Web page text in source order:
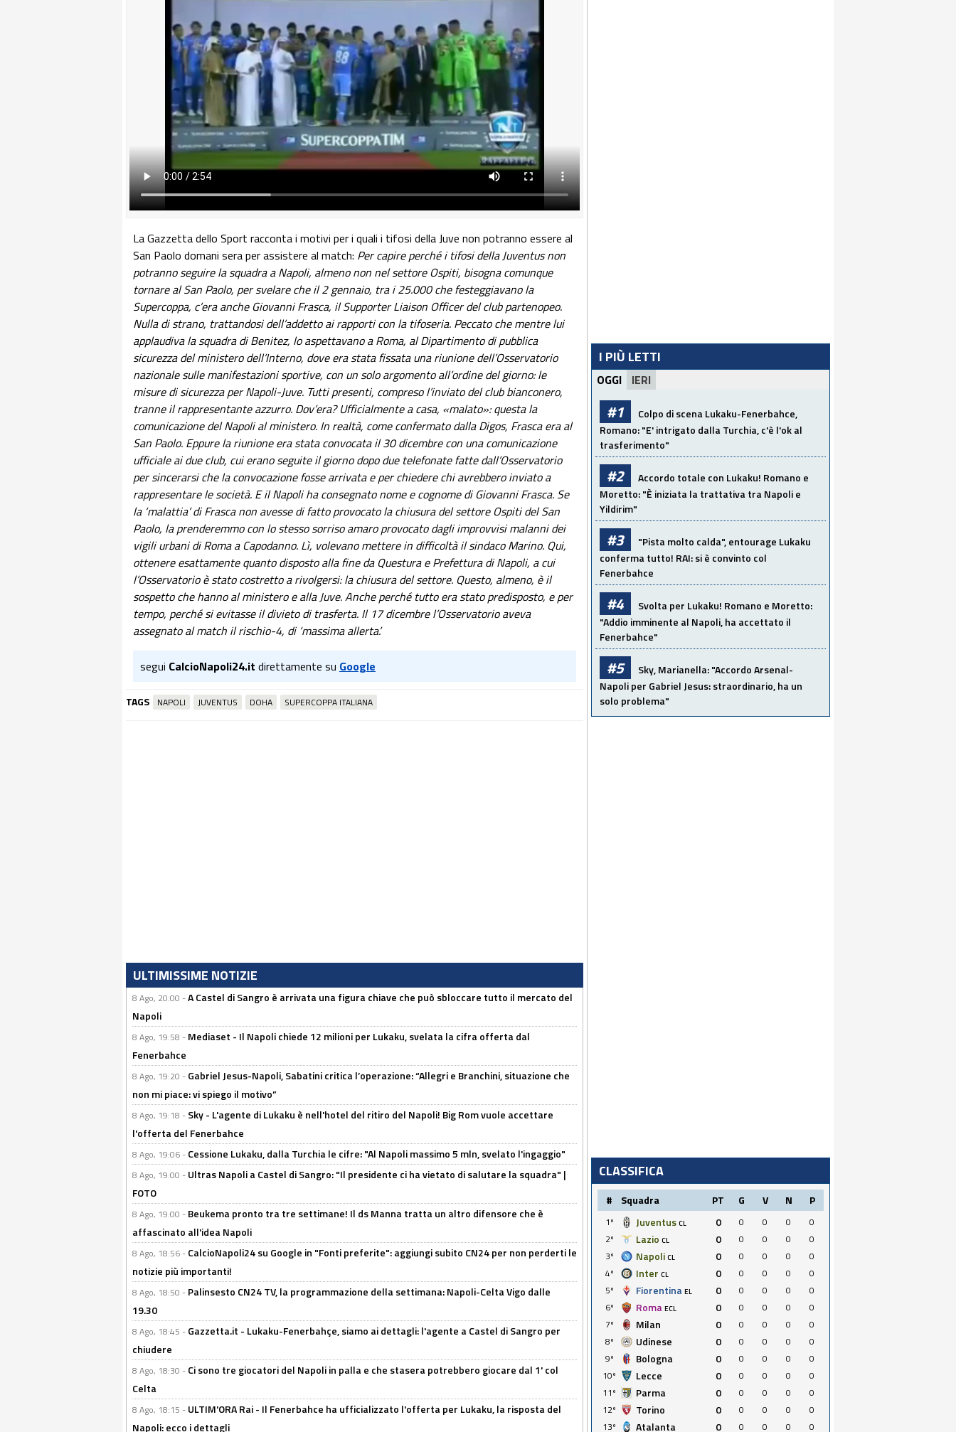
La Gazzetta dello Sport racconta i motivi per i quali i tifosi della Juve non potranno essere al
San Paolo domani sera per assistere al match: Per capire perché i tifosi della Juventus non
potranno seguire la squadra a Napoli, almeno non nel settore Ospiti, bisogna comunque
tornare al San Paolo, per svelare che il 2 gennaio, tra i 25.000 che festeggiavano la
Supercoppa, c’era anche Giovanni Frasca, il Supporter Liaison Officer del club partenopeo.
Nulla di strano, trattandosi dell’addetto ai rapporti con la tifoseria. Peccato che mentre lui
applaudiva la squadra di Benitez, lo aspettavano a Roma, al Dipartimento di pubblica
sicurezza del ministero dell’Interno, dove era stata fissata una riunione dell’Osservatorio
nazionale sulle manifestazioni sportive, con un solo argomento all’ordine del giorno: le
misure di sicurezza per Napoli-Juve. Tutti presenti, compreso l’inviato del club bianconero,
tranne il rappresentante azzurro. Dov’era? Ufficialmente a casa, «malato»: questa la
comunicazione del Napoli al ministero. In realtà, come confermato dalla Digos, Frasca era al
San Paolo. Eppure la riunione era stata convocata il 30 dicembre con una comunicazione
ufficiale ai due club, cui erano seguite il giorno dopo due telefonate fatte dall’Osservatorio
per sincerarsi che la convocazione fosse arrivata e per chiedere chi avrebbero inviato a
rappresentare le società. E il Napoli ha consegnato nome e cognome di Giovanni Frasca. Se
la ‘malattia’ di Frasca non avesse di fatto provocato la chiusura del settore Ospiti del San
Paolo, la prenderemmo con lo stesso sorriso amaro provocato dagli improvvisi malanni dei
vigili urbani di Roma a Capodanno. Lì, volevano mettere in difficoltà il sindaco Marino. Qui,
ottenere esattamente quanto disposto alla fine da Questura e Prefettura di Napoli, a cui
l’Osservatorio è stato costretto a rivolgersi: la chiusura del settore. Questo, almeno, è il
sospetto che hanno al ministero e alla Juve. Anche perché tutto era stato predisposto, e per
tempo, perché si evitasse il divieto di trasferta. Il 17 dicembre l’Osservatorio aveva
assegnato al match il rischio-4, di ‘massima allerta’.
segui CalcioNapoli24.it direttamente su Google
TAGS NAPOLI JUVENTUS DOHA SUPERCOPPA ITALIANA
ULTIMISSIME NOTIZIE
8 Ago, 20:00 -A Castel di Sangro è arrivata una figura chiave che può sbloccare tutto il mercato del
Napoli
8 Ago, 19:58 - Mediaset - Il Napoli chiede 12 milioni per Lukaku, svelata la cifra offerta dal
Fenerbahce
8 Ago, 19:20 - Gabriel Jesus-Napoli, Sabatini critica l’operazione: “Allegri e Branchini, situazione che
non mi piace: vi spiego il motivo”
8 Ago, 19:18 - Sky - L'agente di Lukaku è nell'hotel del ritiro del Napoli! Big Rom vuole accettare
l'offerta del Fenerbahce
8 Ago, 19:06 - Cessione Lukaku, dalla Turchia le cifre: "Al Napoli massimo 5 mln, svelato l'ingaggio"
8 Ago, 19:00 - Ultras Napoli a Castel di Sangro: "Il presidente ci ha vietato di salutare la squadra" |
FOTO
8 Ago, 19:00 - Beukema pronto tra tre settimane! Il ds Manna tratta un altro difensore che è
affascinato all'idea Napoli
8 Ago, 18:56 - CalcioNapoli24 su Google in "Fonti preferite": aggiungi subito CN24 per non perderti le
notizie più importanti!
8 Ago, 18:50 - Palinsesto CN24 TV, la programmazione della settimana: Napoli-Celta Vigo dalle
19.30
8 Ago, 18:45 - Gazzetta.it - Lukaku-Fenerbahçe, siamo ai dettagli: l'agente a Castel di Sangro per
chiudere
8 Ago, 18:30 - Ci sono tre giocatori del Napoli in palla e che stasera potrebbero giocare dal 1' col
Celta
8 Ago, 18:15 - ULTIM'ORA Rai - Il Fenerbahce ha ufficializzato l'offerta per Lukaku, la risposta del
Napoli: ecco i dettagli
I PIÙ LETTI
OGGI IERI
#1
Colpo di scena Lukaku-Fenerbahce,
Romano: "E' intrigato dalla Turchia, c'è l'ok al
trasferimento"
#2
Accordo totale con Lukaku! Romano e
Moretto: "È iniziata la trattativa tra Napoli e
Yildirim"
#3
"Pista molto calda", entourage Lukaku
conferma tutto! RAI: si è convinto col
Fenerbahce
#4
Svolta per Lukaku! Romano e Moretto:
"Addio imminente al Napoli, ha accettato il
Fenerbahce"
#5
Sky, Marianella: "Accordo Arsenal-
Napoli per Gabriel Jesus: straordinario, ha un
solo problema"
CLASSIFICA
# Squadra PT G V N P
1º Juventus CL 0 0 0 0
0
2º
Lazio CL 0 0 0 0
0
3º
Napoli CL 0 0 0 0
0
4º
Inter CL 0 0 0 0
0
5º
Fiorentina EL 0 0 0 0
0
6º
Roma ECL 0 0 0 0
0
7º
Milan 0 0 0 0
0
8º
Udinese 0 0 0 0
0
9º
Bologna 0 0 0 0
0
10º
Lecce 0 0 0 0
0
11º
Parma 0 0 0 0
0
12º
Torino 0 0 0 0
0
13º
Atalanta 0 0 0 0 0